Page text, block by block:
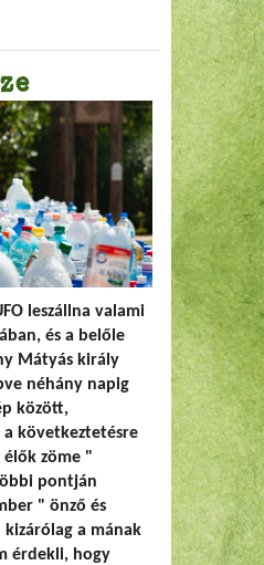
leszállna valami
és a belőle
Mátyás király
néhány napig
között,
következtetésre
zöme "
pontján
" önző és
a mának
érdekli, hogy